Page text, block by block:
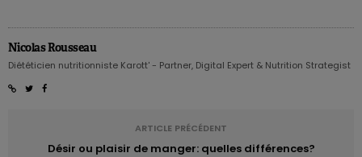
Nicolas Rousseau
Diététicien nutritionniste Karott' - Partner, Digital Expert & Nutrition Strategist
ARTICLE PRÉCÉDENT
Désir ou plaisir de manger: quelles différences?